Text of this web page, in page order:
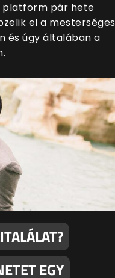
platform pár hete
el a mesterséges
és úgy általában a
EGY